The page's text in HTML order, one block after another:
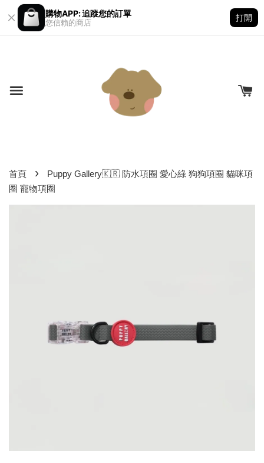
購物APP: 追蹤您的訂單
您信賴的商店
打開
首頁 ›
Puppy Gallery🇰🇷 防水項圈 愛心綠 狗狗項圈 貓咪項
圈 寵物項圈